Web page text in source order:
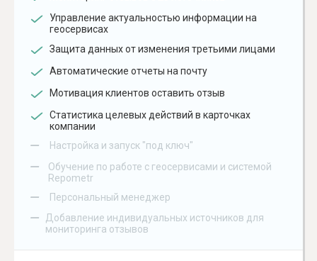
Управление актуальностью информации на
геосервисах
Защита данных от изменения третьими лицами
Автоматические отчеты на почту
Мотивация клиентов оставить отзыв
Статистика целевых действий в карточках
компании
– Настройка и запуск "под ключ"
–
Обучение по работе с геосервисами и системой
Repometr
– Персональный менеджер
–
Добавление индивидуальных источников для
мониторинга отзывов